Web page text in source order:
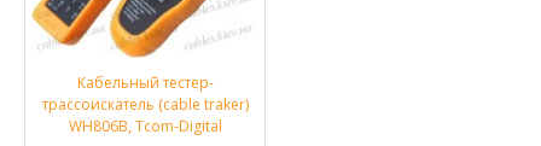
Кабельный тестер-
трассоискатель (cable traker)
WH806B, Tcom-Digital